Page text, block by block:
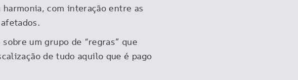
com interação entre as
um grupo de “regras” que
de tudo aquilo que é pago